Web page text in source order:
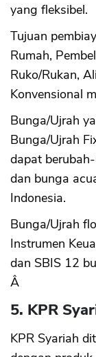
yang fleksibel.
Tujuan
Rumah,
Ruko/Rukan,
Konvensional
Bunga/Ujrah
Bunga/Ujrah
dapat
dan bunga
Indonesia.
Bunga/Ujrah
Instrumen
dan SBIS 12
Â
5. KPR
KPR Syariah